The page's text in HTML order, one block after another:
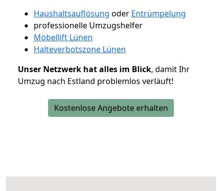
Haushaltsauflösung oder Entrümpelung
professionelle Umzugshelfer
Möbellift Lünen
Halteverbotszone Lünen
Unser Netzwerk hat alles im Blick, damit Ihr
Umzug nach Estland problemlos verläuft!
Kostenlose Angebote erhalten